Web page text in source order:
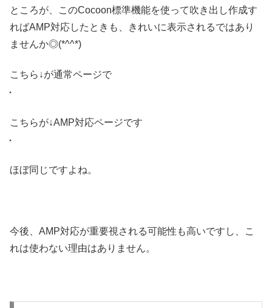
ところが、このCocoon標準機能を使って吹き出し作成す
ればAMP対応したときも、きれいに表示されるではあり
ませんか◎(*^^*)
こちら↓が通常ページで
こちらが↓AMP対応ページです
ほぼ同じですよね。
今後、AMP対応が重要視される可能性も高いですし、こ
れは使わない理由はありません。